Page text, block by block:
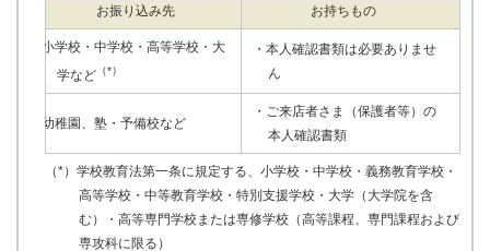
お振り込み先 お持ちもの
小学校・中学校・高等学校・大
学など （*）
・本人確認書類は必要ありませ
ん
幼稚園、塾・予備校など
・ご来店者さま（保護者等）の
本人確認書類
（*）学校教育法第一条に規定する、小学校・中学校・義務教育学校・
高等学校・中等教育学校・特別支援学校・大学（大学院を含
む）・高等専門学校または専修学校（高等課程、専門課程および
専攻科に限る）